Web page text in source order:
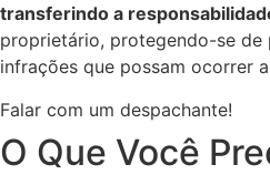
transferindo a
proprietário, protegendo-se de
infrações que possam ocorrer
Falar com um despachante!
O Que Você